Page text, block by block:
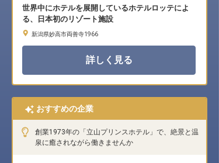
世界中にホテルを展開しているホテルロッテによ
る、日本初のリゾート施設
新潟県妙高市両善寺1966
詳しく見る
おすすめの企業
創業1973年の「立山プリンスホテル」で、絶景と温
泉に癒されながら働きませんか